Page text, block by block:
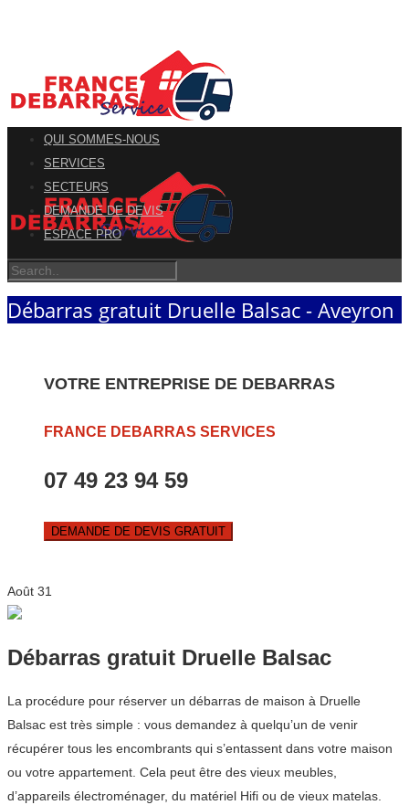
QUI SOMMES-NOUS
SERVICES
SECTEURS
DEMANDE DE DEVIS
ESPACE PRO
Débarras gratuit Druelle Balsac - Aveyron
VOTRE ENTREPRISE DE DEBARRAS
FRANCE DEBARRAS SERVICES
07 49 23 94 59
DEMANDE DE DEVIS GRATUIT
Août 31
Débarras gratuit Druelle Balsac
La procédure pour réserver un débarras de maison à Druelle
Balsac est très simple : vous demandez à quelqu’un de venir
récupérer tous les encombrants qui s’entassent dans votre maison
ou votre appartement. Cela peut être des vieux meubles,
d’appareils électroménager, du matériel Hifi ou de vieux matelas.